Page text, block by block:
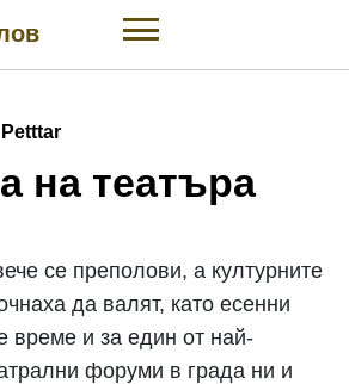
Petttar
на театъра
се преполови, а културните
да валят, като есенни
време и за един от най-
форуми в града ни и